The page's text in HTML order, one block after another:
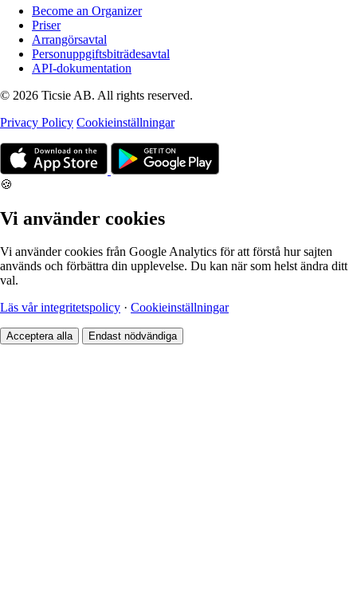
Become an Organizer
Priser
Arrangörsavtal
Personuppgiftsbiträdesavtal
API-dokumentation
© 2026 Ticsie AB. All rights reserved.
Privacy Policy Cookieinställningar
🍪
Vi använder cookies
Vi använder cookies från Google Analytics för att förstå hur sajten
används och förbättra din upplevelse. Du kan när som helst ändra ditt
val.
Läs vår integritetspolicy · Cookieinställningar
Acceptera alla Endast nödvändiga